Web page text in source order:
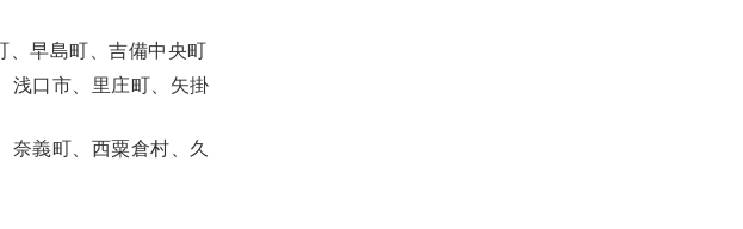
早島町、吉備中央町
浅口市、里庄町、矢掛
義町、西粟倉村、久